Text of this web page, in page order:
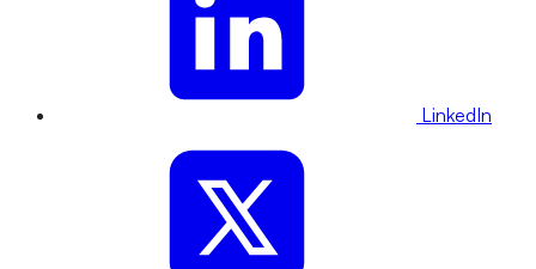
LinkedIn